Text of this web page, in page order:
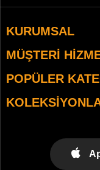
KURUMSAL
MÜŞTERI
POPÜLER